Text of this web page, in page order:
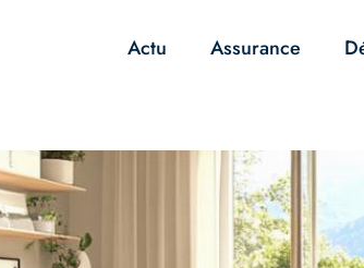
Actu Assurance